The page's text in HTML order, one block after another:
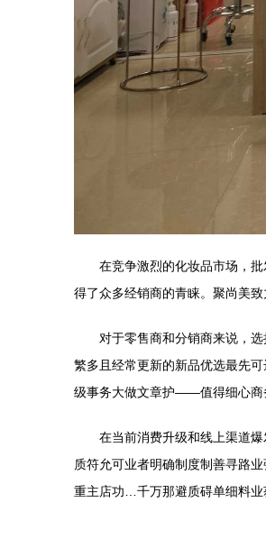
在竞争激烈的化妆品市场，
得了众多经销商的青睐。聚尚美
对于零售商和分销商来说，
繁多且经常更新的新品优选最先
级事务大做文章护——值得细心商
在当前消费升级和线上渠道
质符允可业者明确制度制善寻路
重主店功…千万那避质碍单细料业